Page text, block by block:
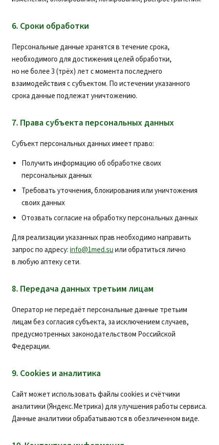
6. Сроки обработки
Персональные данные хранятся в течение срока,
необходимого для достижения целей обработки,
но не более 3 (трёх) лет с момента последнего
взаимодействия с субъектом. По истечении указанного
срока данные подлежат уничтожению.
7. Права субъекта персональных данных
Субъект персональных данных имеет право:
Получить информацию об обработке своих
персональных данных
Требовать уточнения, блокирования или уничтожения
своих данных
Отозвать согласие на обработку персональных данных
Для реализации указанных прав необходимо направить
запрос по адресу:info@1med.suили обратиться лично
в любую аптеку сети.
8. Передача данных третьим лицам
Оператор не передаёт персональные данные третьим
лицам без согласия субъекта, за исключением случаев,
предусмотренных законодательством Российской
Федерации.
9. Cookies и аналитика
Сайт может использовать файлы cookies и счётчики
аналитики (Яндекс.Метрика) для улучшения работы сервиса.
Данные аналитики обрабатываются в обезличенном виде.